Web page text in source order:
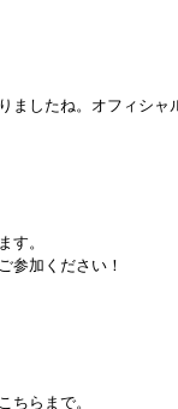
ましたね。オフィシ
す。
参加ください！